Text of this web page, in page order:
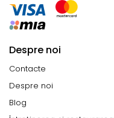
Despre noi
Contacte
Despre noi
Blog